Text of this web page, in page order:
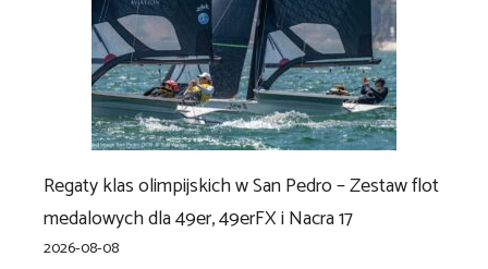
Regaty klas olimpijskich w San Pedro – Zestaw flot
medalowych dla 49er, 49erFX i Nacra 17
2026-08-08